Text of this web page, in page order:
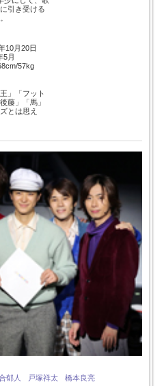
引き受ける
10月20日
5月
57kg
」「フット
藤」「馬」
とは思え
郁人 戸塚祥太
橋本良亮